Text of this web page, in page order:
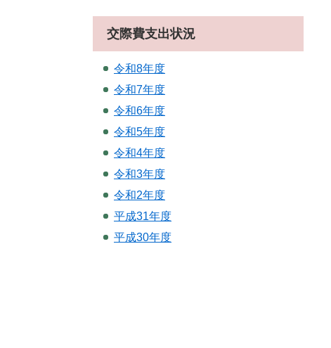
交際費支出状況
令和8年度
令和7年度
令和6年度
令和5年度
令和4年度
令和3年度
令和2年度
平成31年度
平成30年度